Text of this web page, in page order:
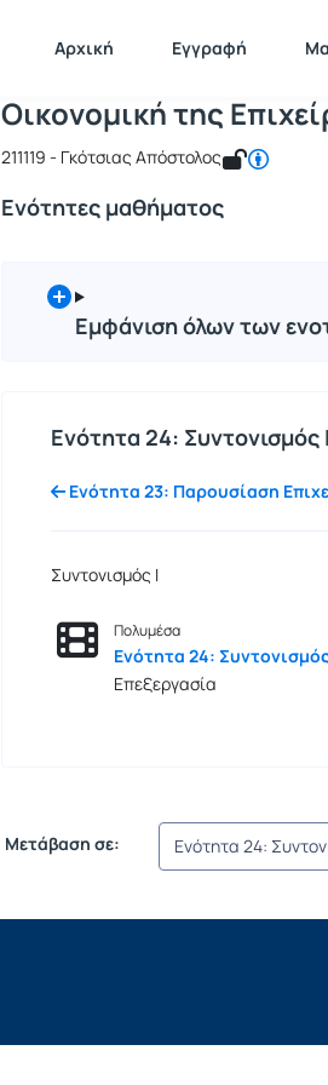
Αρχική Εγγραφή
Αρχική Σελίδα Οικονομική της
Μάθημα : Οικονομική
Κωδικός : 211119
Οικονομική της
211119 - Γκότσιας Απόστολος
Ενότητες μαθήματος
Εμφάνιση όλων των
Ενότητα 24: Συντονισμός Ι
Ενότητα 23: Παρουσίαση
Συντονισμός Ι
Πολυμέσα
Ενότητα 24: Συντονισμός
Επεξεργασία
Μετάβαση σε: